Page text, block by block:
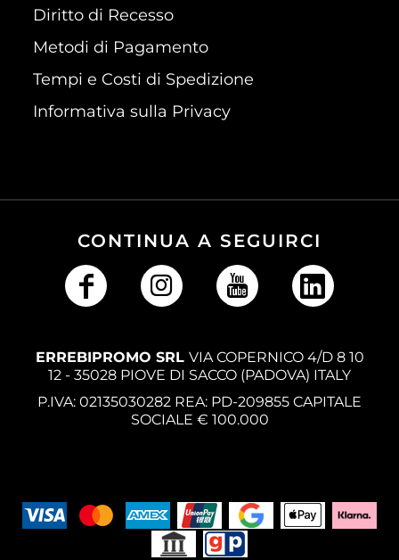
Diritto di Recesso
Metodi di Pagamento
Tempi e Costi di Spedizione
Informativa sulla Privacy
CONTINUA A SEGUIRCI
ERREBIPROMO SRL VIA COPERNICO 4/D 8 10
12 - 35028 PIOVE DI SACCO (PADOVA) ITALY
P.IVA: 02135030282 REA: PD-209855 CAPITALE
SOCIALE € 100.000